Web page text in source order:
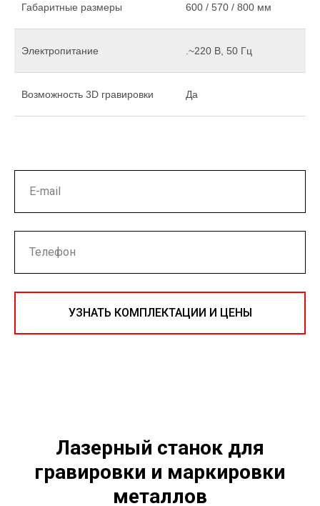
Габаритные размеры 600 / 570 / 800 мм
Электропитание .~220 В, 50 Гц
Возможность 3D гравировки Да
УЗНАТЬ КОМПЛЕКТАЦИИ И ЦЕНЫ
Лазерный станок для
гравировки и маркировки
металлов